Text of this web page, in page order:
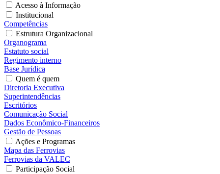
Acesso à Informação
Institucional
Competências
Estrutura Organizacional
Organograma
Estatuto social
Regimento interno
Base Jurídica
Quem é quem
Diretoria Executiva
Superintendências
Escritórios
Comunicação Social
Dados Econômico-Financeiros
Gestão de Pessoas
Ações e Programas
Mapa das Ferrovias
Ferrovias da VALEC
Participação Social